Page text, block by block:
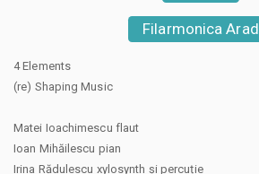
Filarmonica Arad
4 Elements
(re) Shaping Music
Matei Ioachimescu flaut
Ioan Mihăilescu pian
Irina Rădulescu xylosynth și percuție